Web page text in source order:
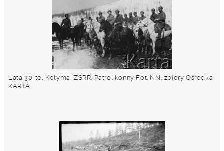
Lata 30-te, Kołyma, ZSRR. Patrol konny Fot. NN, zbiory Ośrodka
KARTA